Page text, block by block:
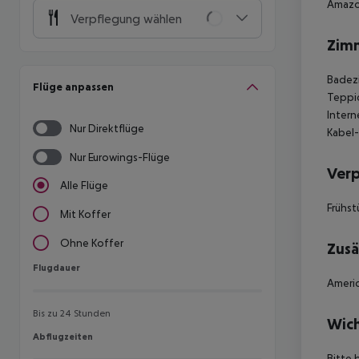
Verpflegung wählen
Flüge anpassen
Nur Direktflüge
Nur Eurowings-Flüge
Alle Flüge
Mit Koffer
Ohne Koffer
Flugdauer
Flugdauer
Bis zu 24 Stunden
Abflugzeiten
Abflugzeiten